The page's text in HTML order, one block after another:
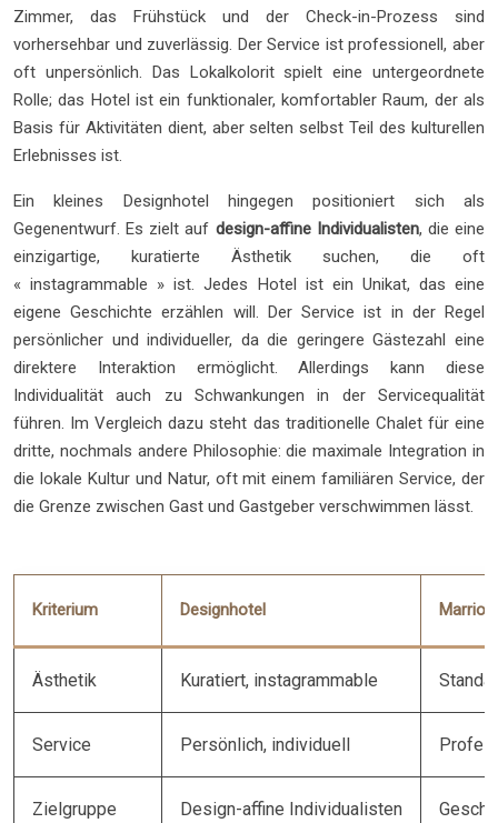
Zimmer, das Frühstück und der Check-in-Prozess sind
vorhersehbar und zuverlässig. Der Service ist professionell, aber
oft unpersönlich. Das Lokalkolorit spielt eine untergeordnete
Rolle; das Hotel ist ein funktionaler, komfortabler Raum, der als
Basis für Aktivitäten dient, aber selten selbst Teil des kulturellen
Erlebnisses ist.
Ein kleines Designhotel hingegen positioniert sich als
Gegenentwurf. Es zielt auf design-affine Individualisten, die eine
einzigartige, kuratierte Ästhetik suchen, die oft
« instagrammable » ist. Jedes Hotel ist ein Unikat, das eine
eigene Geschichte erzählen will. Der Service ist in der Regel
persönlicher und individueller, da die geringere Gästezahl eine
direktere Interaktion ermöglicht. Allerdings kann diese
Individualität auch zu Schwankungen in der Servicequalität
führen. Im Vergleich dazu steht das traditionelle Chalet für eine
dritte, nochmals andere Philosophie: die maximale Integration in
die lokale Kultur und Natur, oft mit einem familiären Service, der
die Grenze zwischen Gast und Gastgeber verschwimmen lässt.
Kriterium Designhotel Marriott
Ästhetik Kuratiert, instagrammable
Service Persönlich, individuell
Zielgruppe Design-affine Individualisten